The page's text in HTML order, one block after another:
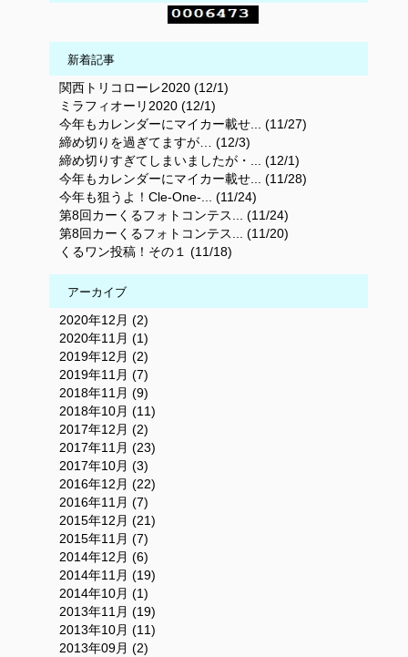
新着記事
関西トリコローレ2020 (12/1)
ミラフィオーリ2020 (12/1)
今年もカレンダーにマイカー載せ... (11/27)
締め切りを過ぎてますが… (12/3)
締め切りすぎてしまいましたが・... (12/1)
今年もカレンダーにマイカー載せ... (11/28)
今年も狙うよ！Cle-One-... (11/24)
第8回カーくるフォトコンテス... (11/24)
第8回カーくるフォトコンテス... (11/20)
くるワン投稿！その１ (11/18)
アーカイブ
2020年12月 (2)
2020年11月 (1)
2019年12月 (2)
2019年11月 (7)
2018年11月 (9)
2018年10月 (11)
2017年12月 (2)
2017年11月 (23)
2017年10月 (3)
2016年12月 (22)
2016年11月 (7)
2015年12月 (21)
2015年11月 (7)
2014年12月 (6)
2014年11月 (19)
2014年10月 (1)
2013年11月 (19)
2013年10月 (11)
2013年09月 (2)